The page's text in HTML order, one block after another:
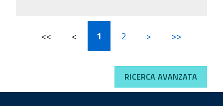
<< < 1 2 > >>
RICERCA AVANZATA